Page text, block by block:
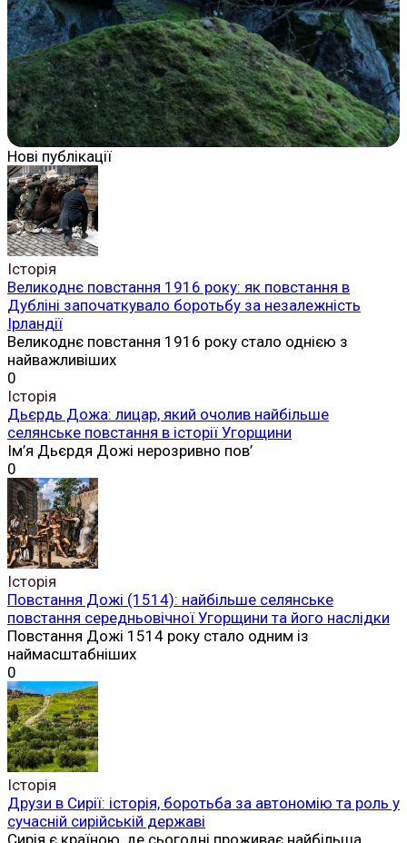
Нові публікації
Історія
Великоднє повстання 1916 року: як повстання в
Дубліні започаткувало боротьбу за незалежність
Ірландії
Великоднє повстання 1916 року стало однією з
найважливіших
0
Історія
Дьєрдь Дожа: лицар, який очолив найбільше
селянське повстання в історії Угорщини
Ім’я Дьєрдя Дожі нерозривно пов’
0
Історія
Повстання Дожі (1514): найбільше селянське
повстання середньовічної Угорщини та його наслідки
Повстання Дожі 1514 року стало одним із
наймасштабніших
0
Історія
Друзи в Сирії: історія, боротьба за автономію та роль у
сучасній сирійській державі
Сирія є країною, де сьогодні проживає найбільша